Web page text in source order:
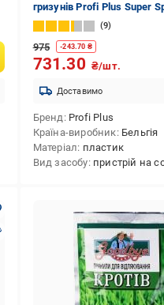
гризунів Profi Plus Super
Control на сонячній батареї
9
975 -243.70 ₴
731.30 ₴/шт.
Доставимо
Бренд Profi Plus
Країна-виробник Бельгія
Матеріал пластик
Вид засобу пристрій на